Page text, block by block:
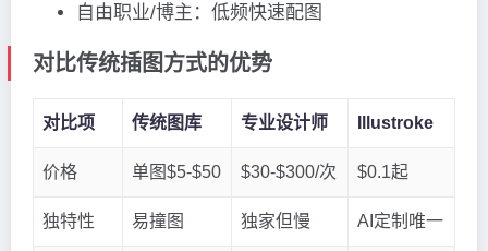
自由职业/博主：低频快速配图
对比传统插图方式的优势
对比项 传统图库 专业设计师 Illustroke
价格 单图$5-$50 $30-$300/次 $0.1起
独特性 易撞图 独家但慢 AI定制唯一